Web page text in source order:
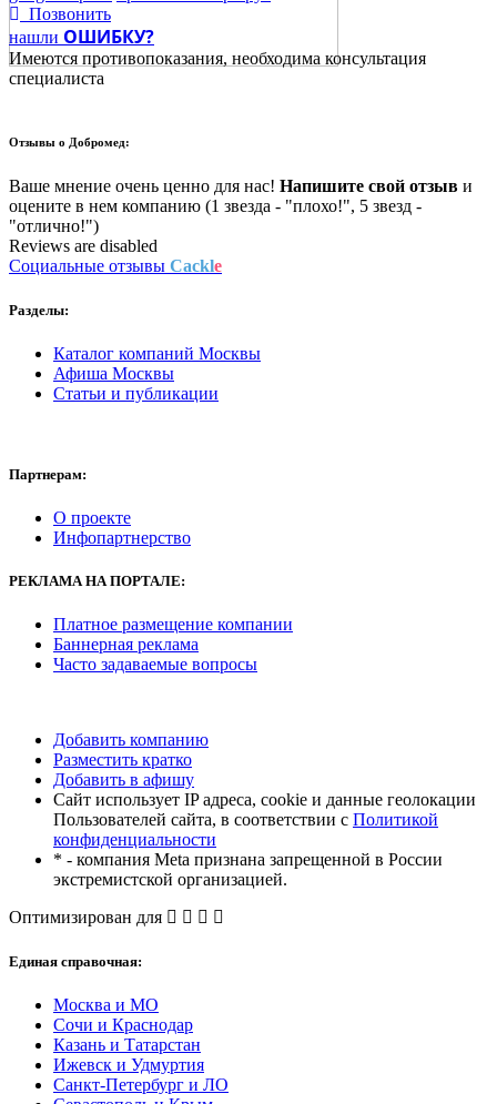
Позвонить
нашли ОШИБКУ?
Имеются противопоказания, необходима консультация
специалиста
Отзывы о Добромед:
Ваше мнение очень ценно для нас! Напишите свой отзыв и
оцените в нем компанию (1 звезда - "плохо!", 5 звезд -
"отлично!")
Reviews are disabled
Социальные отзывы Cackle
Разделы:
Каталог компаний Москвы
Афиша Москвы
Статьи и публикации
Партнерам:
О проекте
Инфопартнерство
РЕКЛАМАНА ПОРТАЛЕ:
Платное размещение компании
Баннерная реклама
Часто задаваемые вопросы
Добавить компанию
Разместить кратко
Добавить в афишу
Сайт использует IP адреса, cookie и данные геолокации
Пользователей сайта, в соответствии с Политикой
конфиденциальности
* - компания Meta признана запрещенной в России
экстремистской организацией.
Оптимизирован для
Единая справочная:
Москва и МО
Сочи и Краснодар
Казань и Татарстан
Ижевск и Удмуртия
Санкт-Петербург и ЛО